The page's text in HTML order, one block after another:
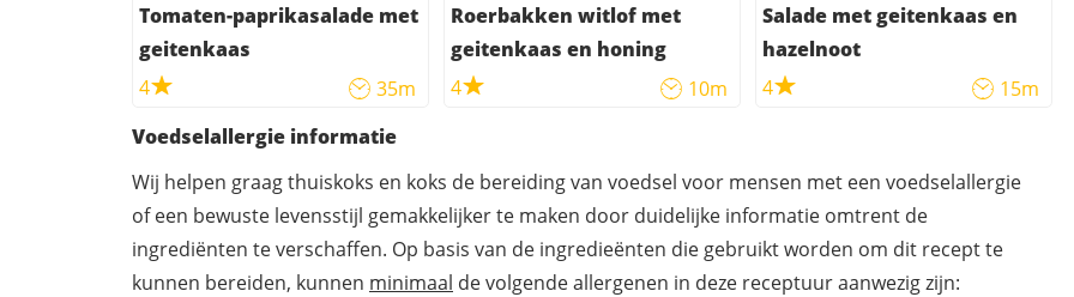
Tomaten-paprikasalade met
geitenkaas
4
35m
Roerbakken witlof met
geitenkaas en honing
4
10m
Salade met geitenkaas en
hazelnoot
4
15m
Voedselallergie informatie
Wij helpen graag thuiskoks en koks de bereiding van voedsel voor mensen met een voedselallergie
of een bewuste levensstijl gemakkelijker te maken door duidelijke informatie omtrent de
ingrediënten te verschaffen. Op basis van de ingredieënten die gebruikt worden om dit recept te
kunnen bereiden, kunnen minimaal de volgende allergenen in deze receptuur aanwezig zijn: